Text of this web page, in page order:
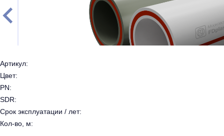
Артикул:
Цвет:
PN:
SDR:
Срок эксплуатации / лет:
Кол-во, м: